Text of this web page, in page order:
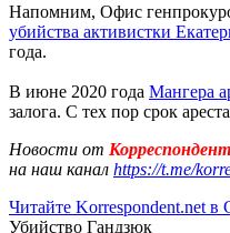
Напомним, Офис
убийства активистки
года.
В июне 2020 года Мангера
залога. С тех пор срок
Новости от
на наш канал https://t.me/
Читайте Korrespondent.net в
Убийство Гандзюк